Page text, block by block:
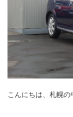
こんにちは、札幌の